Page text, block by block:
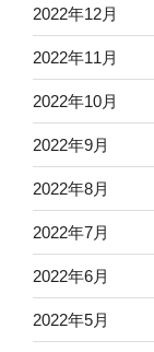
2022年12月
2022年11月
2022年10月
2022年9月
2022年8月
2022年7月
2022年6月
2022年5月